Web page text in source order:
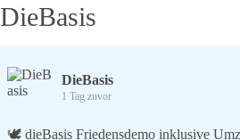
DieBasis
DieBasis
1 Tag zuvor
🕊 dieBasis Friedensdemo inklusive